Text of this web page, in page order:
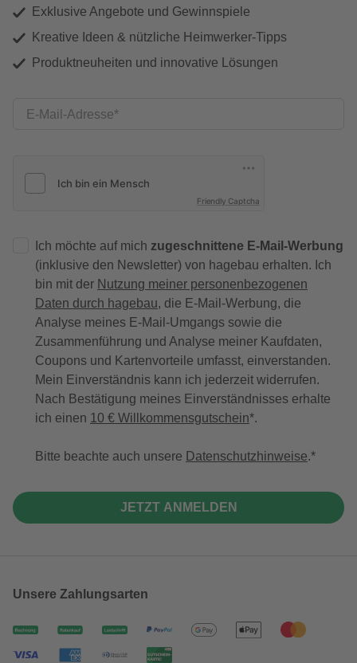
Exklusive Angebote und Gewinnspiele
Kreative Ideen & nützliche Heimwerker-Tipps
Produktneuheiten und innovative Lösungen
E-Mail-Adresse
Friendly Captcha
Ich möchte auf mich zugeschnittene E-Mail-Werbung
(inklusive den Newsletter) von hagebau erhalten. Ich
bin mit der Nutzung meiner personenbezogenen
Daten durch hagebau, die E-Mail-Werbung, die
Analyse meines E-Mail-Umgangs sowie die
Zusammenführung und Analyse meiner Kaufdaten,
Coupons und Kartenvorteile umfasst, einverstanden.
Mein Einverständnis kann ich jederzeit widerrufen.
Nach Bestätigung meines Einverständnisses erhalte
ich einen 10 € Willkommensgutschein*.
Bitte beachte auch unsere Datenschutzhinweise.
JETZT ANMELDEN
Unsere Zahlungsarten